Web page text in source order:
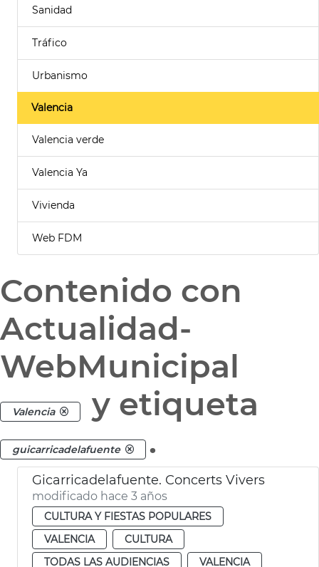
Sanidad
Tráfico
Urbanismo
Valencia
Valencia verde
Valencia Ya
Vivienda
Web FDM
Contenido con
Actualidad-
WebMunicipal
Valencia y etiqueta
guicarricadelafuente .
Gicarricadelafuente. Concerts Vivers
modificado hace 3 años
CULTURA Y FIESTAS POPULARES
VALENCIA
CULTURA
TODAS LAS AUDIENCIAS
VALENCIA